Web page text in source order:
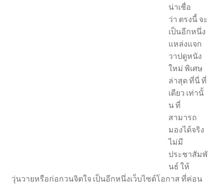
น่าเชื่อ
ว่า ตรงนี้ จะ
เป็นอีกหนึ่ง
แหล่งแจก
วาปดูหนัง
ใหม่ พิเศษ
ล่าสุด ที่นี่ ที่
เดียว เท่านั้
น ที่
สามารถ
มองได้จริง
ไม่มี
ประชาสัมพั
นธ์ ให้
วุ่นวายหรือก่อกวนจิตใจ เป็นอีกหนึ่งเว็บไซต์โอกาส ที่ค่อน